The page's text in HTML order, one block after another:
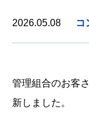
2026.05.08 コ
管理組合のお客
新しました。